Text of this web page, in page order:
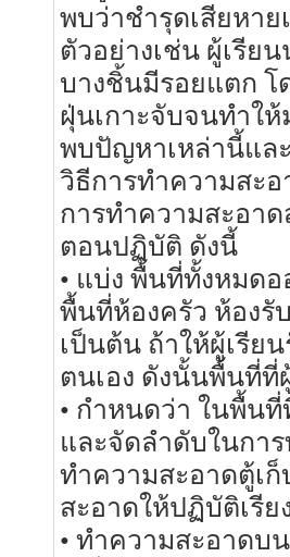
พบว่าชำรุดเสียหา
ตัวอย่างเช่น ผู้เรีย
บางชิ้นมีรอยแตก โ
ฝุ่นเกาะจับจนทำให้
พบปัญหาเหล่านี้แล
วิธีการทำความสะอ
การทำความสะอา
ตอนปฏิบัติ ดังนี้
• แบ่ง พื้นที่ทั้งหมด
พื้นที่ห้องครัว ห้องรั
เป็นต้น ถ้าให้ผู้เรีย
ตนเอง ดังนั้นพื้นที่ที่
• กำหนดว่า ในพื้น
และจัดลำดับในกา
ทำความสะอาดตู้เ
สะอาดให้ปฏิบัติเรีย
• ทำความสะอาดบ